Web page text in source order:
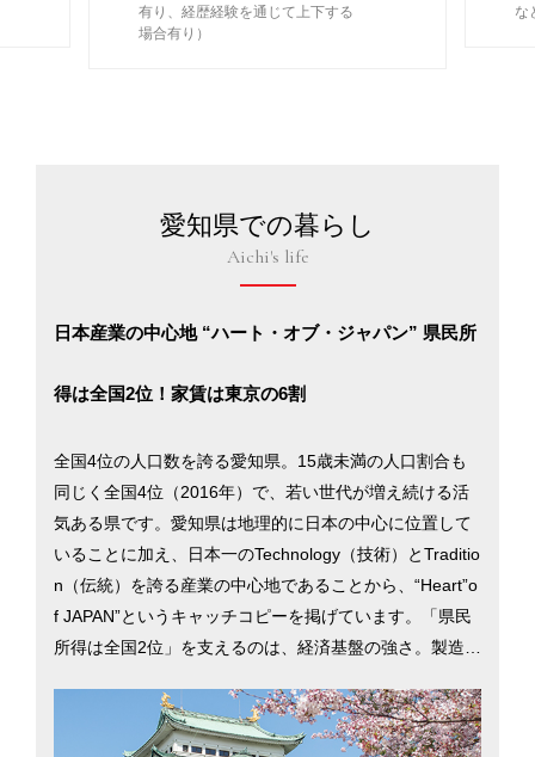
有り、経歴経験を通じて上下する
場合有り）
な
愛知県での暮らし
Aichi's life
日本産業の中心地 “ハート・オブ・ジャパン” 県民所
得は全国2位！家賃は東京の6割
全国4位の人口数を誇る愛知県。15歳未満の人口割合も
同じく全国4位（2016年）で、若い世代が増え続ける活
気ある県です。愛知県は地理的に日本の中心に位置して
いることに加え、日本一のTechnology（技術）とTraditio
n（伝統）を誇る産業の中心地であることから、“Heart”o
f JAPAN”というキャッチコピーを掲げています。「県民
所得は全国2位」を支えるのは、経済基盤の強さ。製造品
価は東京の約3割以下で家賃は6割以下。「消費者物価地
域差指数」は98.4で、全国的にみても物価が安いことが